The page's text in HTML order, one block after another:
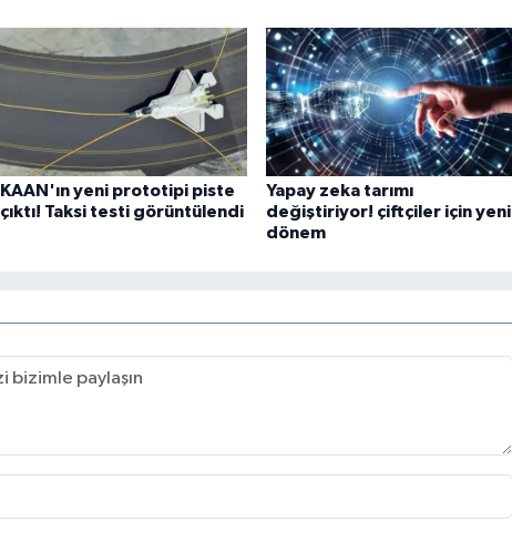
KAAN'ın yeni prototipi piste
çıktı! Taksi testi görüntülendi
Yapay zeka tarımı
değiştiriyor! çiftçiler için yeni
dönem